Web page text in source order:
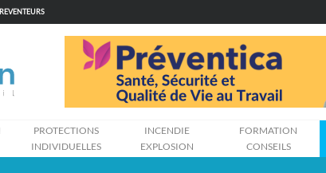
PROTECTIONS
INDIVIDUELLES
INCENDIE
EXPLOSION
FORMATION
CONSEILS